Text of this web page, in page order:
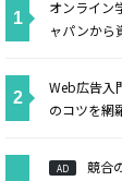
オンライン
ャパンから
Web広告入
のコツを網
AD
競合